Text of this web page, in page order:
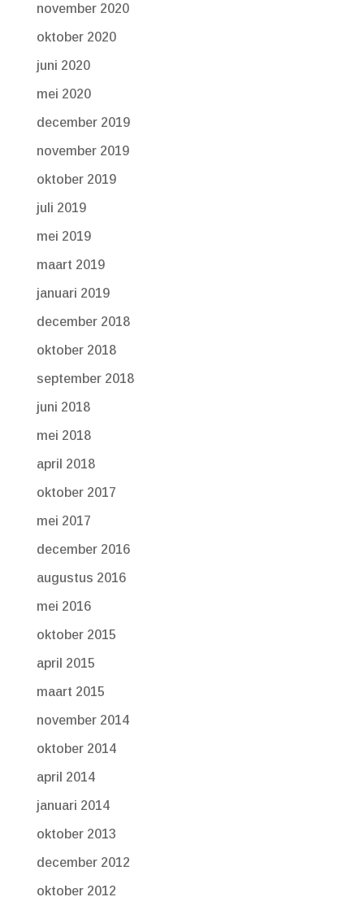
november 2020
oktober 2020
juni 2020
mei 2020
december 2019
november 2019
oktober 2019
juli 2019
mei 2019
maart 2019
januari 2019
december 2018
oktober 2018
september 2018
juni 2018
mei 2018
april 2018
oktober 2017
mei 2017
december 2016
augustus 2016
mei 2016
oktober 2015
april 2015
maart 2015
november 2014
oktober 2014
april 2014
januari 2014
oktober 2013
december 2012
oktober 2012